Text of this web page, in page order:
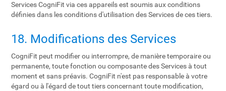
Services CogniFit via ces appareils est soumis aux conditions
définies dans les conditions d'utilisation des Services de ces tiers.
18. Modifications des Services
CogniFit peut modifier ou interrompre, de manière temporaire ou
permanente, toute fonction ou composante des Services à tout
moment et sans préavis. CogniFit n'est pas responsable à votre
égard ou à l'égard de tout tiers concernant toute modification,